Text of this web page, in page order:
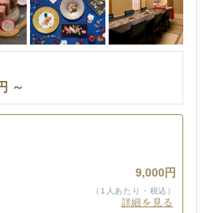
～
9,000円
（1人あたり・税込）
詳細を見る